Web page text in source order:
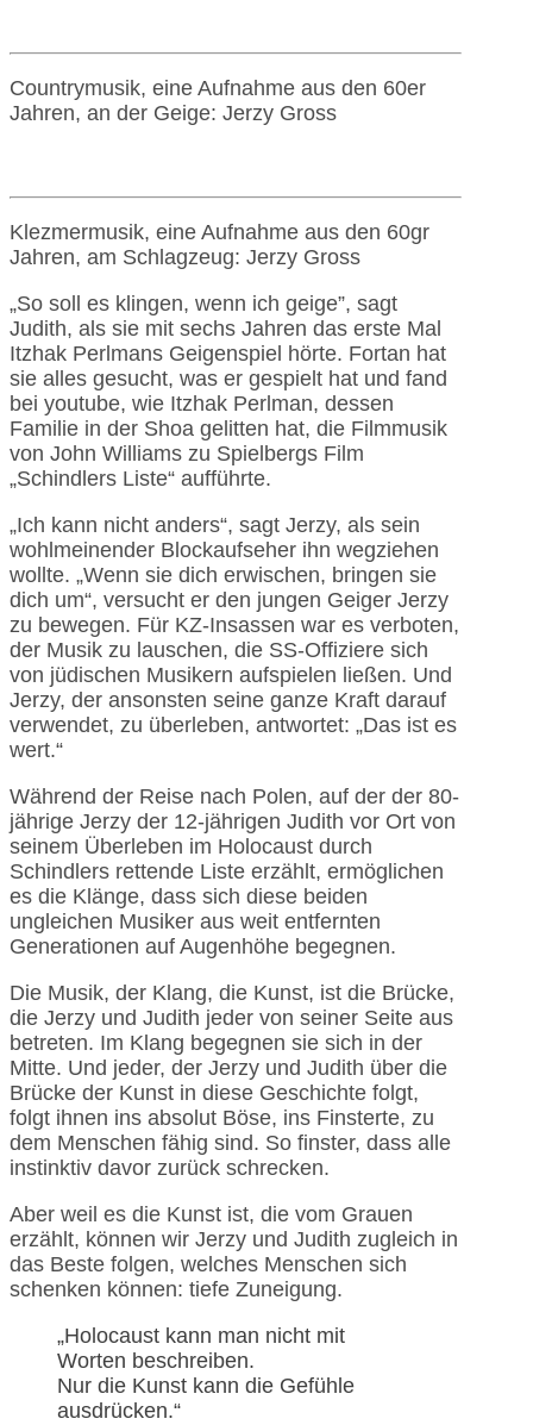
Countrymusik, eine Aufnahme aus den 60er
Jahren, an der Geige: Jerzy Gross
Klezmermusik, eine Aufnahme aus den 60gr
Jahren, am Schlagzeug: Jerzy Gross
„So soll es klingen, wenn ich geige”, sagt
Judith, als sie mit sechs Jahren das erste Mal
Itzhak Perlmans Geigenspiel hörte. Fortan hat
sie alles gesucht, was er gespielt hat und fand
bei youtube, wie Itzhak Perlman, dessen
Familie in der Shoa gelitten hat, die Filmmusik
von John Williams zu Spielbergs Film
„Schindlers Liste“ aufführte.
„Ich kann nicht anders“, sagt Jerzy, als sein
wohlmeinender Blockaufseher ihn wegziehen
wollte. „Wenn sie dich erwischen, bringen sie
dich um“, versucht er den jungen Geiger Jerzy
zu bewegen. Für KZ-Insassen war es verboten,
der Musik zu lauschen, die SS-Offiziere sich
von jüdischen Musikern aufspielen ließen. Und
Jerzy, der ansonsten seine ganze Kraft darauf
verwendet, zu überleben, antwortet: „Das ist es
wert.“
Während der Reise nach Polen, auf der der 80-
jährige Jerzy der 12-jährigen Judith vor Ort von
seinem Überleben im Holocaust durch
Schindlers rettende Liste erzählt, ermöglichen
es die Klänge, dass sich diese beiden
ungleichen Musiker aus weit entfernten
Generationen auf Augenhöhe begegnen.
Die Musik, der Klang, die Kunst, ist die Brücke,
die Jerzy und Judith jeder von seiner Seite aus
betreten. Im Klang begegnen sie sich in der
Mitte. Und jeder, der Jerzy und Judith über die
Brücke der Kunst in diese Geschichte folgt,
folgt ihnen ins absolut Böse, ins Finsterte, zu
dem Menschen fähig sind. So finster, dass alle
instinktiv davor zurück schrecken.
Aber weil es die Kunst ist, die vom Grauen
erzählt, können wir Jerzy und Judith zugleich in
das Beste folgen, welches Menschen sich
schenken können: tiefe Zuneigung.
„Holocaust kann man nicht mit
Worten beschreiben.
Nur die Kunst kann die Gefühle
ausdrücken.“